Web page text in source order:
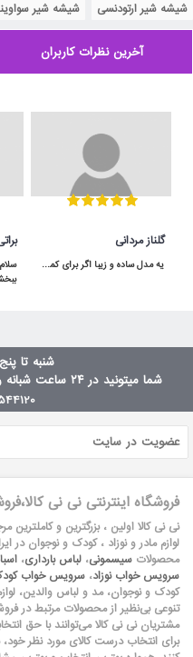
شیشه شیر ارتودنسی
شیشه شیر
آخرین نظرات کاربران
گلناز مردانی
یه مدل ساده و زیبا اگر برای کمد سه دربش جا داشته باشید خیلی هم کاربردی میشه
شنبه تا پنج
شما میتونید در ۲۴ ساعت شبانه روز سفارشات خود را آنلاین ثبت کنید
فروشگاه اینترنتی نی نی
نی نی کالا اولین ، بزرگترین و
لوازم مادر و نوزاد ، کودک و نوجوان در
محصولات سیسمونی، لباس بارداری،
سرویس خواب نوزاد، سرویس خواب
کودک و نوجوان، مد و لباس والدین،
تنوعی بی‌نظیر از محصولات مرتبط در
مشتریان نی نی‌ کالا می‏‏‌توانند با حق
برای انتخاب درست کالای مورد نظر خود،